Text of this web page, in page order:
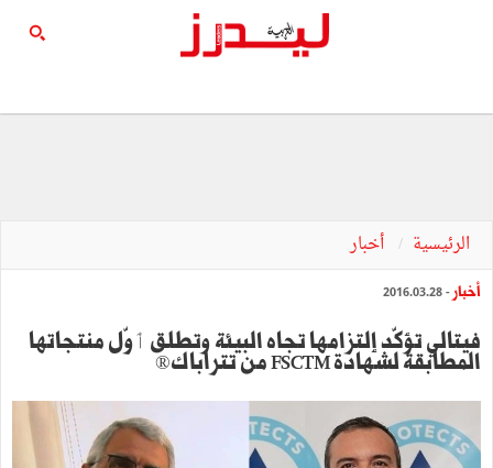
الرئيسية أخبار
أخبار - 2016.03.28
فيتالي تؤكّد إلتزامها تجاه البيئة وتطلق ٲوّل منتجاتها
المطابقة لشهادة FSCTM من تتراباك®